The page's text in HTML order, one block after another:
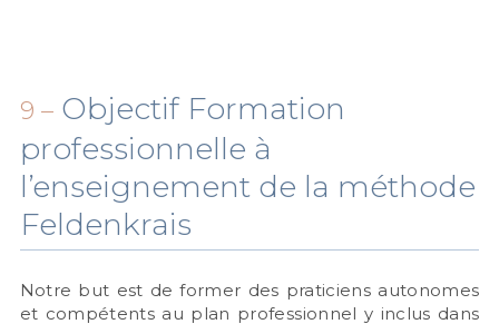
9 –Objectif Formation
professionnelle à
l’enseignement de la méthode
Feldenkrais
Notre but est de former des praticiens autonomes
et compétents au plan professionnel y inclus dans